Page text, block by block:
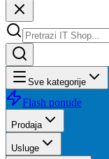
Sve kategorije
Flash ponude
Prodaja
Usluge